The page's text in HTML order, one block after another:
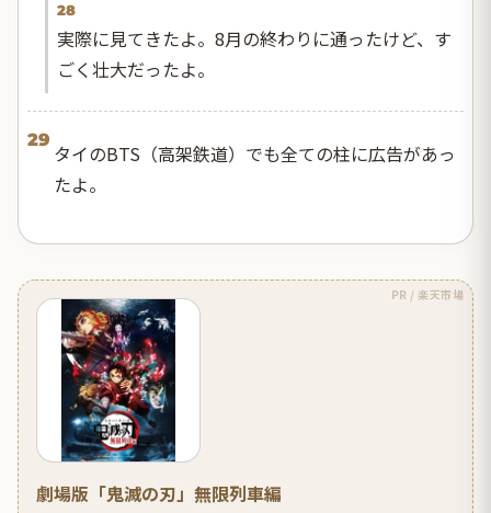
28
実際に見てきたよ。8月の終わりに通ったけど、す
ごく壮大だったよ。
29
タイのBTS（高架鉄道）でも全ての柱に広告があっ
たよ。
PR / 楽天市場
劇場版「鬼滅の刃」無限列車編